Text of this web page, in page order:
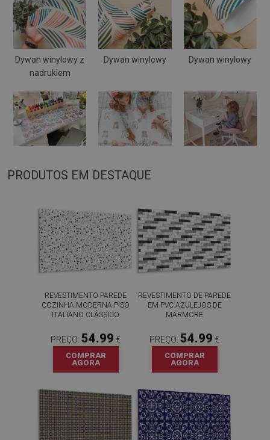
Dywan winylowy z
nadrukiem
Dywan winylowy Dywan winylowy
PRODUTOS EM DESTAQUE
REVESTIMENTO PAREDE
COZINHA MODERNA PISO
ITALIANO CLÁSSICO
PREÇO: 54.99 €
COMPRAR
AGORA
REVESTIMENTO DE PAREDE
EM PVC AZULEJOS DE
MÁRMORE
PREÇO: 54.99 €
COMPRAR
AGORA